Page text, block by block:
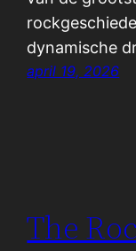
dynamische
april 19, 2026
The